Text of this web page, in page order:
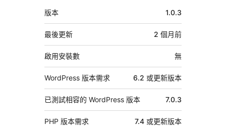
中
繼
資
料
版本 1.0.3
最後更新 2 個月前
啟用安裝數 無
WordPress 版本需求 6.2 或更新版本
已測試相容的 WordPress 版本 7.0.3
PHP 版本需求 7.4 或更新版本